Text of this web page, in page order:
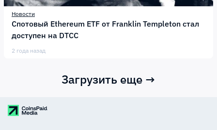
Новости
Спотовый Ethereum ETF от Franklin Templeton стал
доступен на DTCC
2 года назад
Загрузить еще →